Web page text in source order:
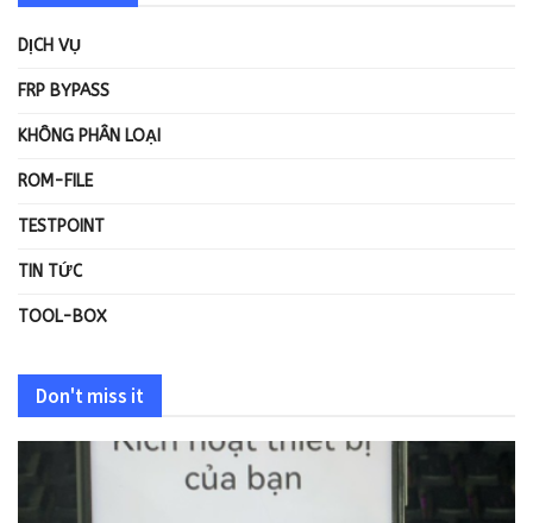
DỊCH VỤ
FRP BYPASS
KHÔNG PHÂN LOẠI
ROM-FILE
TESTPOINT
TIN TỨC
TOOL-BOX
Don't miss it